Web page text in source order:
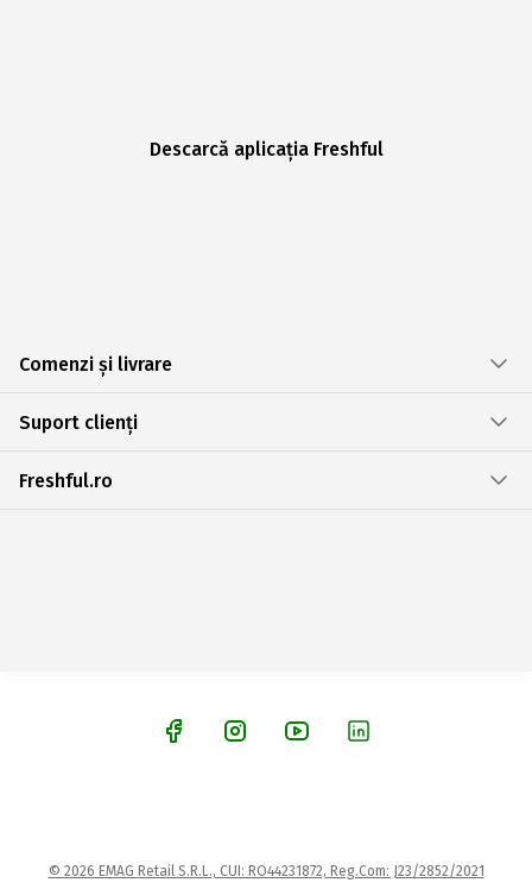
Descarcă aplicația Freshful
Comenzi și livrare
Suport clienți
Freshful.ro
© 2026 EMAG Retail S.R.L., CUI: RO44231872, Reg.Com: J23/2852/2021